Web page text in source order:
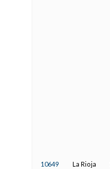
10649 La Rioja